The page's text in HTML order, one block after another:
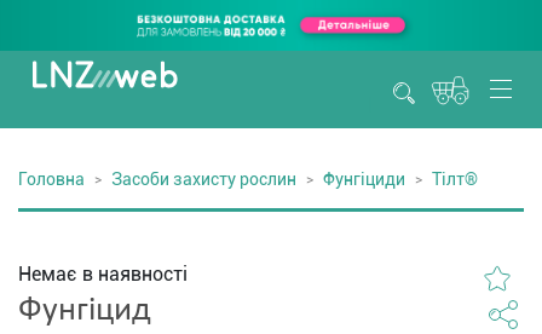
Головна Засоби захисту рослин Фунгіциди Тілт®
Немає в наявності
Фунгіцид